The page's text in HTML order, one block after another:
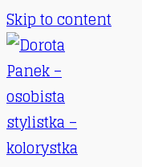
Skip to content